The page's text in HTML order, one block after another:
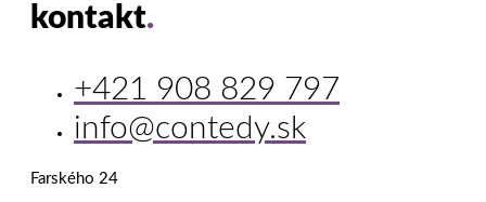
kontakt.
+421 908 829 797
info@contedy.sk
Farského 24